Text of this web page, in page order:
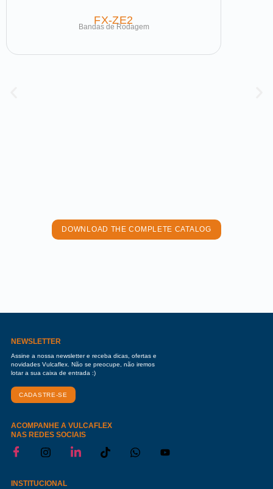
FX-ZE2
Bandas de Rodagem
DOWNLOAD THE COMPLETE CATALOG
NEWSLETTER
Assine a nossa newsletter e receba dicas, ofertas e
novidades Vulcaflex. Não se preocupe, não iremos
lotar a sua caixa de entrada :)
CADASTRE-SE
ACOMPANHE A VULCAFLEX
NAS REDES SOCIAIS
INSTITUCIONAL